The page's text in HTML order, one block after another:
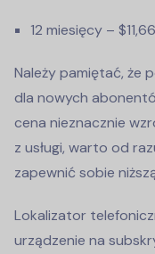
12 miesięcy –
Należy pamiętać, że
dla nowych
cena nieznacznie
z usługi, warto od
zapewnić sobie
Lokalizator
urządzenie na